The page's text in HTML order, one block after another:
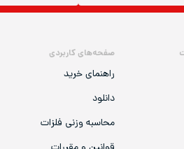
صفحه‌های کاربردی
راهنمای خرید
دانلود
محاسبه وزنی فلزات